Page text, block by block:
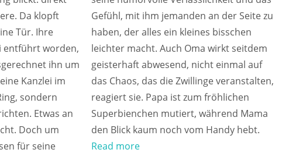
Da klopft
Tür. Ihre
entführt worden,
ihn um
Kanzlei im
sondern
Etwas an
Doch um
für seine
Gefühl, mit ihm jemanden an der Seite zu
haben, der alles ein kleines bisschen
leichter macht. Auch Oma wirkt seitdem
geisterhaft abwesend, nicht einmal auf
das Chaos, das die Zwillinge veranstalten,
reagiert sie. Papa ist zum fröhlichen
Superbienchen mutiert, während Mama
den Blick kaum noch vom Handy hebt.
Read more